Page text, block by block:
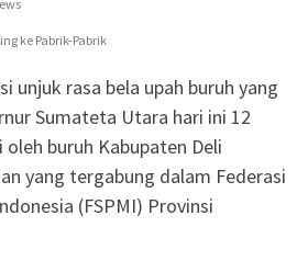
unjuk rasa bela upah buruh yang
Sumateta Utara hari ini 12
buruh Kabupaten Deli
yang tergabung dalam Federasi
(FSPMI) Provinsi